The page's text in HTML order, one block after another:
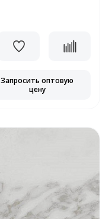
Запросить оптовую
цену